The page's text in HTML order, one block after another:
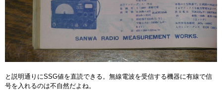
と説明通りにSSG値を直読できる。無線電波を受信する機器に有線で信
号を入れるのは不自然だよね。